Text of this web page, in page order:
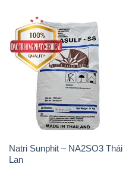
Natri Sunphit – NA2SO3 Thái
Lan